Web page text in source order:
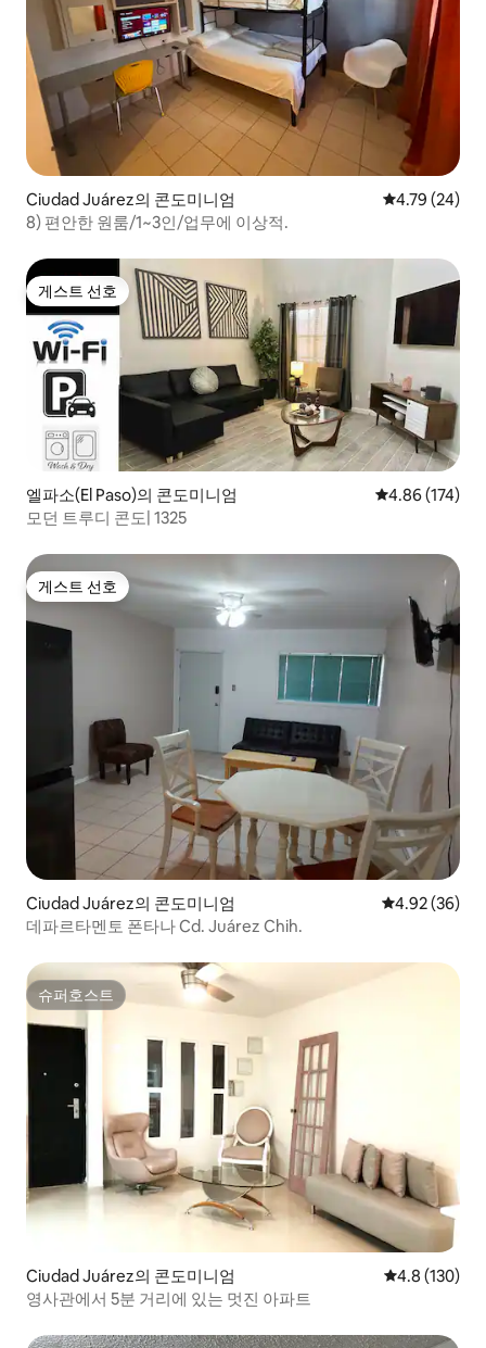
Ciudad Juárez의 콘도미니엄 평점 4.79점(5
4.79 (24)
8) 편안한 원룸/1~3인/업무에 이상적.
게스트 선호
게스트 선호
엘파소(El Paso)의 콘도미니엄 평점 4.86점(5
4.86 (174)
모던 트루디 콘도| 1325
게스트 선호
게스트 선호
Ciudad Juárez의 콘도미니엄 평점 4.92점(5
4.92 (36)
데파르타멘토 폰타나 Cd. Juárez Chih.
슈퍼호스트
슈퍼호스트
Ciudad Juárez의 콘도미니엄 평점 4.8점(5
4.8 (130)
영사관에서 5분 거리에 있는 멋진 아파트